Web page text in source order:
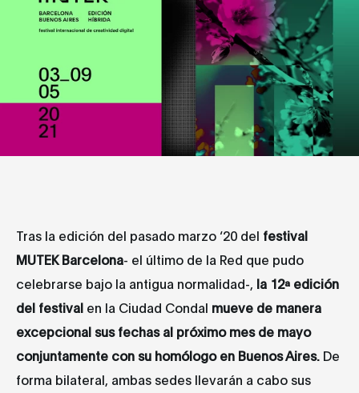
Tras la edición del pasado marzo ‘20 del festival
MUTEK Barcelona- el último de la Red que pudo
celebrarse bajo la antigua normalidad-, la 12ª edición
del festival en la Ciudad Condal mueve de manera
excepcional sus fechas al próximo mes de mayo
conjuntamente con su homólogo en Buenos Aires. De
forma bilateral, ambas sedes llevarán a cabo sus